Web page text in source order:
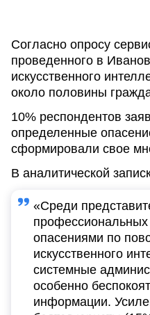
Согласно опросу
проведенного в
искусственного
около половины
10% респондентов
определенные
сформировали свое
В аналитической
«Среди
профессиональных
опасениями по
искусственного
системные
особенно
информации.